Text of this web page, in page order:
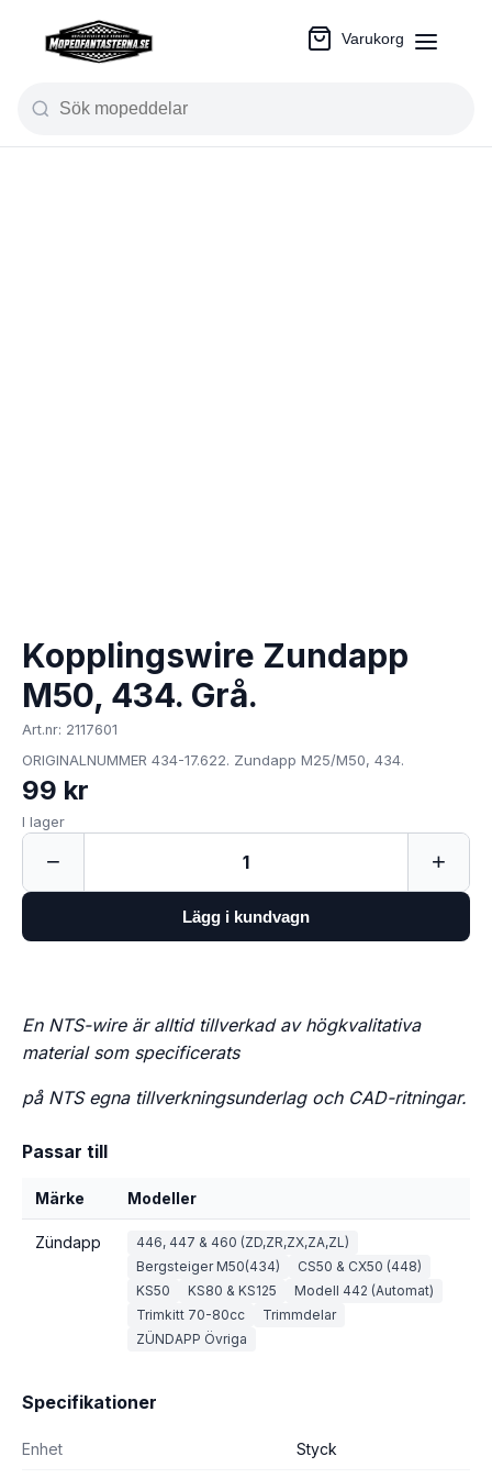
Varukorg
Kopplingswire Zundapp
M50, 434. Grå.
Art.nr: 2117601
ORIGINALNUMMER 434-17.622. Zundapp M25/M50, 434.
99 kr
I lager
− 1 +
Lägg i kundvagn
En NTS-wire är alltid tillverkad av högkvalitativa
material som specificerats
på NTS egna tillverkningsunderlag och CAD-ritningar.
Passar till
Märke Modeller
Zündapp
446, 447 & 460 (ZD,ZR,ZX,ZA,ZL)
Bergsteiger M50(434)
CS50 & CX50 (448)
KS50
KS80 & KS125
Modell 442 (Automat)
Trimkitt 70-80cc
Trimmdelar
ZÜNDAPP Övriga
Specifikationer
Enhet Styck